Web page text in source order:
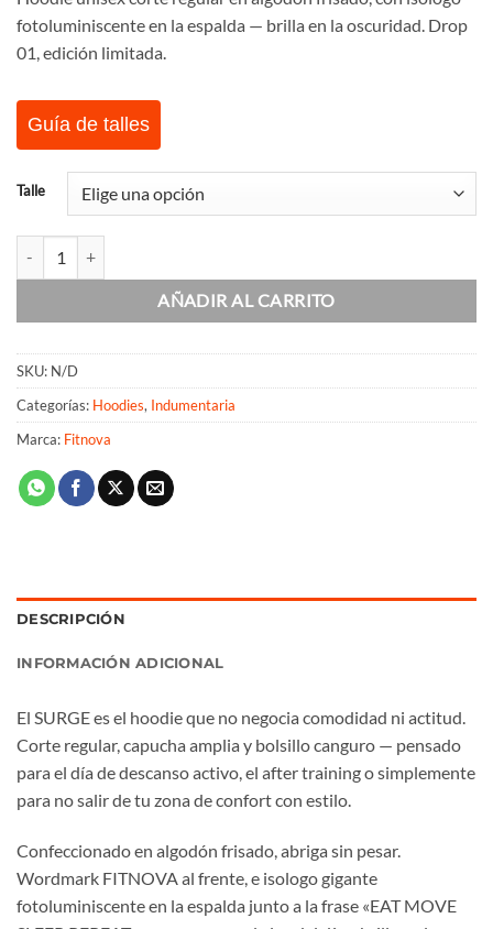
fotoluminiscente en la espalda — brilla en la oscuridad. Drop
01, edición limitada.
Guía de talles
Talle
AÑADIR AL CARRITO
SKU: N/D
Categorías: Hoodies, Indumentaria
Marca: Fitnova
DESCRIPCIÓN
INFORMACIÓN ADICIONAL
El SURGE es el hoodie que no negocia comodidad ni actitud.
Corte regular, capucha amplia y bolsillo canguro — pensado
para el día de descanso activo, el after training o simplemente
para no salir de tu zona de confort con estilo.
Confeccionado en algodón frisado, abriga sin pesar.
Wordmark FITNOVA al frente, e isologo gigante
fotoluminiscente en la espalda junto a la frase «EAT MOVE